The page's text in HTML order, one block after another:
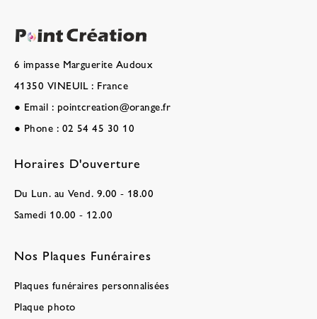
6 impasse Marguerite Audoux
41350 VINEUIL : France
● Email : pointcreation@orange.fr
● Phone : 02 54 45 30 10
Horaires D'ouverture
Du Lun. au Vend. 9.00 - 18.00
Samedi 10.00 - 12.00
Nos Plaques Funéraires
Plaques funéraires personnalisées
Plaque photo